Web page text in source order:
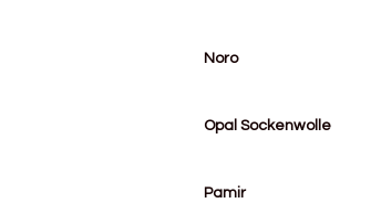
Noro
Opal Sockenwolle
Pamir